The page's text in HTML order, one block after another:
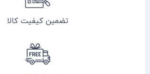
تضمین کیفیت کالا